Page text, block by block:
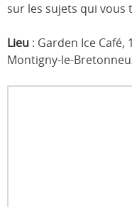
sur les sujets qui vous
Lieu : Garden Ice Café,
Montigny-le-